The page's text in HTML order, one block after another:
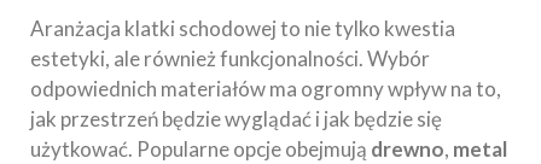
Aranżacja klatki schodowej to nie tylko kwestia
estetyki, ale również funkcjonalności. Wybór
odpowiednich materiałów ma ogromny wpływ na to,
jak przestrzeń będzie wyglądać i jak będzie się
użytkować. Popularne opcje obejmują drewno, metal